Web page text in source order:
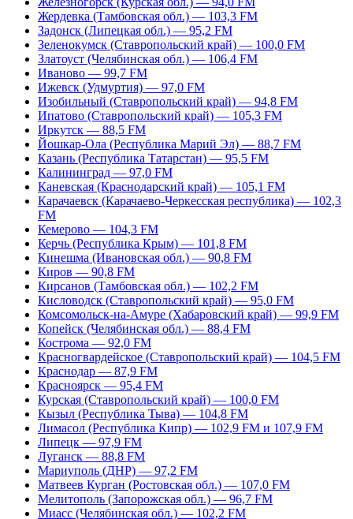
Жердевка (Тамбовская обл.) — 103,3 FM
Задонск (Липецкая обл.) — 95,2 FM
Зеленокумск (Ставропольский край) — 100,0 FM
Златоуст (Челябинская обл.) — 106,4 FM
Иваново — 99,7 FM
Ижевск (Удмуртия) — 97,0 FM
Изобильный (Ставропольский край) — 94,8 FM
Ипатово (Ставропольский край) — 105,3 FM
Иркутск — 88,5 FM
Йошкар-Ола (Республика Марий Эл) — 88,7 FM
Казань (Республика Татарстан) — 95,5 FM
Калининград — 97,0 FM
Каневская (Краснодарский край) — 105,1 FM
Карачаевск (Карачаево-Черкесская республика) — 102,3
FM
Кемерово — 104,3 FM
Керчь (Республика Крым) — 101,8 FM
Кинешма (Ивановская обл.) — 90,8 FM
Киров — 90,8 FM
Кирсанов (Тамбовская обл.) — 102,2 FM
Кисловодск (Ставропольский край) — 95,0 FM
Комсомольск-на-Амуре (Хабаровский край) — 99,9 FM
Копейск (Челябинская обл.) — 88,4 FM
Кострома — 92,0 FM
Красногвардейское (Ставропольский край) — 104,5 FM
Краснодар — 87,9 FM
Красноярск — 95,4 FM
Курская (Ставропольский край) — 100,0 FM
Кызыл (Республика Тыва) — 104,8 FM
Лимасол (Республика Кипр) — 102,9 FM и 107,9 FM
Липецк — 97,9 FM
Луганск — 88,8 FM
Мариуполь (ДНР) — 97,2 FM
Матвеев Курган (Ростовская обл.) — 107,0 FM
Мелитополь (Запорожская обл.) — 96,7 FM
Миасс (Челябинская обл.) — 102,2 FM